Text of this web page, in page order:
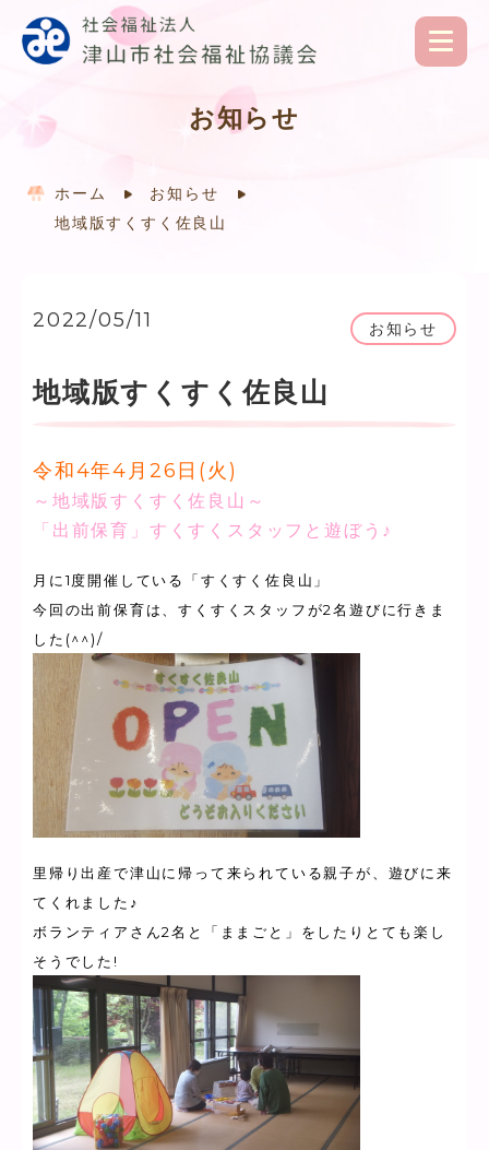
お知らせ
ホーム
お知らせ
地域版すくすく佐良山
2022/05/11 お知らせ
地域版すくすく佐良山
令和4年4月26日(火)
～地域版すくすく佐良山～
「出前保育」すくすくスタッフと遊ぼう♪
月に1度開催している「すくすく佐良山」
今回の出前保育は、すくすくスタッフが2名遊びに行きま
した(^^)/
里帰り出産で津山に帰って来られている親子が、遊びに来
てくれました♪
ボランティアさん2名と「ままごと」をしたりとても楽し
そうでした!